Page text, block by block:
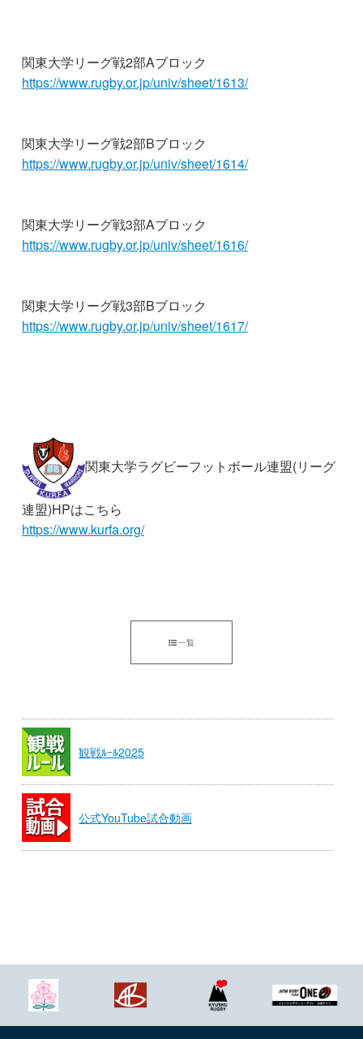
関東大学リーグ戦2部Aブロック
https://www.rugby.or.jp/univ/sheet/1613/
関東大学リーグ戦2部Bブロック
https://www.rugby.or.jp/univ/sheet/1614/
関東大学リーグ戦3部Aブロック
https://www.rugby.or.jp/univ/sheet/1616/
関東大学リーグ戦3部Bブロック
https://www.rugby.or.jp/univ/sheet/1617/
関東大学ラグビーフットボール連盟(リーグ
連盟)HPはこちら
https://www.kurfa.org/
一覧
観戦ﾙｰﾙ2025
公式YouTube試合動画